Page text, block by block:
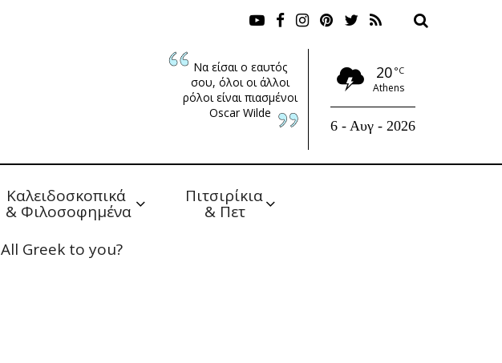
Να είσαι ο εαυτός
σου, όλοι οι άλλοι
ρόλοι είναι πιασμένοι
Oscar Wilde
20 °C
Athens
6 - Αυγ - 2026
Καλειδοσκοπικά
& Φιλοσοφημένα
Πιτσιρίκια
& Πετ
All Greek to you?